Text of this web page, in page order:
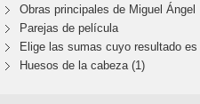
Obras principales de Miguel Ángel
Parejas de película
Elige las sumas cuyo resultado es
Huesos de la cabeza (1)